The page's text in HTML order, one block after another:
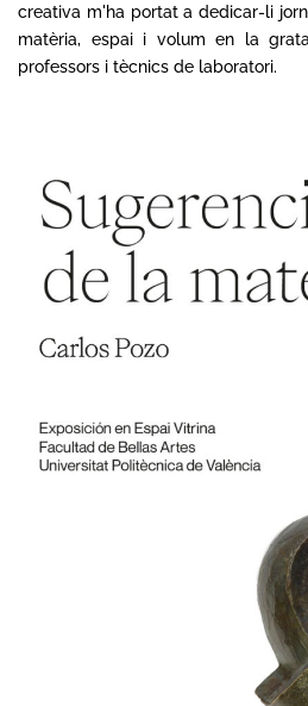
creativa m'ha portat a dedicar-li
matèria, espai i volum en la
professors i tècnics de laboratori.